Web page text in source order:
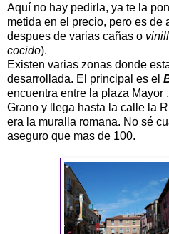
Aquí no hay pedirla, ya te la
metida en el precio, pero es de
despues de varias cañas o
cocido).
Existen varias zonas donde
desarrollada. El principal es el
encuentra entre la plaza Mayor
Grano y llega hasta la calle la
era la muralla romana. No sé
aseguro que mas de 100.